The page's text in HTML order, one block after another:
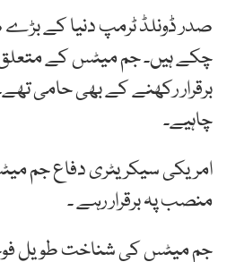
چکے ہیں۔ جم میٹس کے متعلق
برقرار رکھنے کے بھی حامی
چاہیے۔
امریکی سیکریٹری دفاع جم
منصب پہ برقرار رہے ۔